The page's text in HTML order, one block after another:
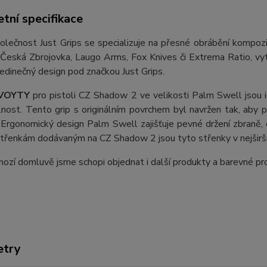
specifikace
Just Grips se specializuje na přesné obrábění
Zbrojovka, Laugo Arms, Fox Knives či Extrema Ratio,
design pod značkou Just Grips.
pro pistoli CZ Shadow 2 ve velikosti Palm Swell jsou
Tento grip s originálním povrchem byl navržen tak,
design Palm Swell zajišťuje pevné držení
dodávaným na CZ Shadow 2 jsou tyto střenky v
domluvě jsme schopi objednat i další produkty a barevné